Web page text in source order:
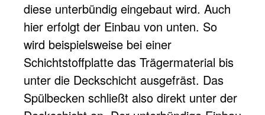
diese unterbündig eingebaut wird. Auch
hier erfolgt der Einbau von unten. So
wird beispielsweise bei einer
Schichtstoffplatte das Trägermaterial bis
unter die Deckschicht ausgefräst. Das
Spülbecken schließt also direkt unter der